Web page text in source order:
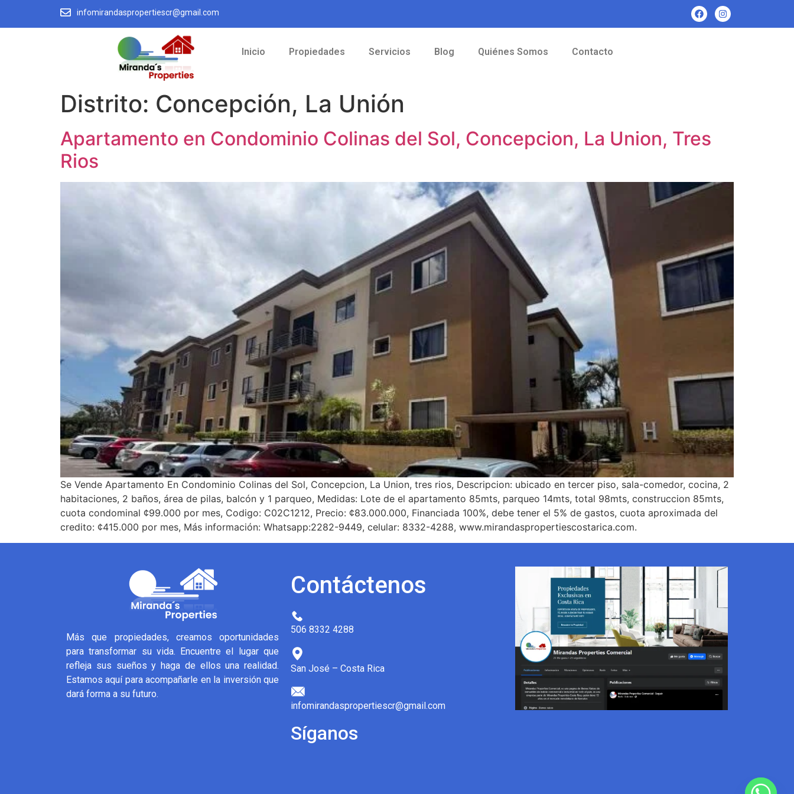
infomirandaspropertiescr@gmail.com
Inicio Propiedades Servicios Blog Quiénes Somos Contacto
Distrito: Concepción, La Unión
Apartamento en Condominio Colinas del Sol, Concepcion, La Union, Tres
Rios
Se Vende Apartamento En Condominio Colinas del Sol, Concepcion, La Union, tres rios, Descripcion: ubicado en tercer piso, sala-comedor, cocina, 2
habitaciones, 2 baños, área de pilas, balcón y 1 parqueo, Medidas: Lote de el apartamento 85mts, parqueo 14mts, total 98mts, construccion 85mts,
cuota condominal ¢99.000 por mes, Codigo: C02C1212, Precio: ¢83.000.000, Financiada 100%, debe tener el 5% de gastos, cuota aproximada del
credito: ¢415.000 por mes, Más información: Whatsapp:2282-9449, celular: 8332-4288, www.mirandaspropertiescostarica.com.
Más que propiedades, creamos oportunidades
para transformar su vida. Encuentre el lugar que
refleja sus sueños y haga de ellos una realidad.
Estamos aquí para acompañarle en la inversión que
dará forma a su futuro.
Contáctenos
506 8332 4288
San José – Costa Rica
infomirandaspropertiescr@gmail.com
Síganos